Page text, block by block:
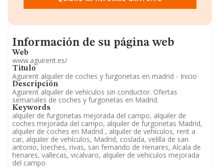
Directivos y Ejecutivos.
Información oficial y registral complementaria.
Informacion de su página web
Información de su página web
Web
www.aguirent.es/
Titulo
Aguirent alquiler de coches y furgonetas en madrid - Inicio
Descripción
Aguirent alquiler de vehículos sin conductor. Ofertas
semanales de coches y furgonetas en Madrid.
Keywords
alquiler de furgonetas mejorada del campo, alquiler de
coches mejorada del campo, alquiler de furgonetas Madrid,
alquiler de coches en Madrid , alquiler de vehículos, rent a
car, alquiler de vehículos, Madrid, coslada, velilla de san
antonio, loeches, rivas, san fernando de Henares, Alcala de
henares, vallecas, vicalvaro, alquiler de vehiculos mejorada
del campo